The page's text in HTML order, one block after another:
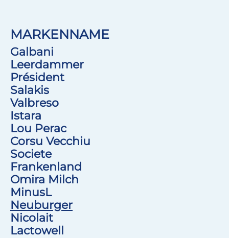
MARKENNAME
Galbani
Leerdammer
Président
Salakis
Valbreso
Istara
Lou Perac
Corsu Vecchiu
Societe
Frankenland
Omira Milch
MinusL
Neuburger
Nicolait
Lactowell